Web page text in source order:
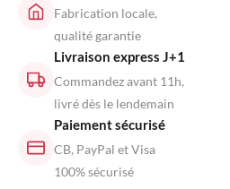
Fabrication locale,
qualité garantie
Livraison express J+1
Commandez avant 11h,
livré dès le lendemain
Paiement sécurisé
CB, PayPal et Visa
100% sécurisé